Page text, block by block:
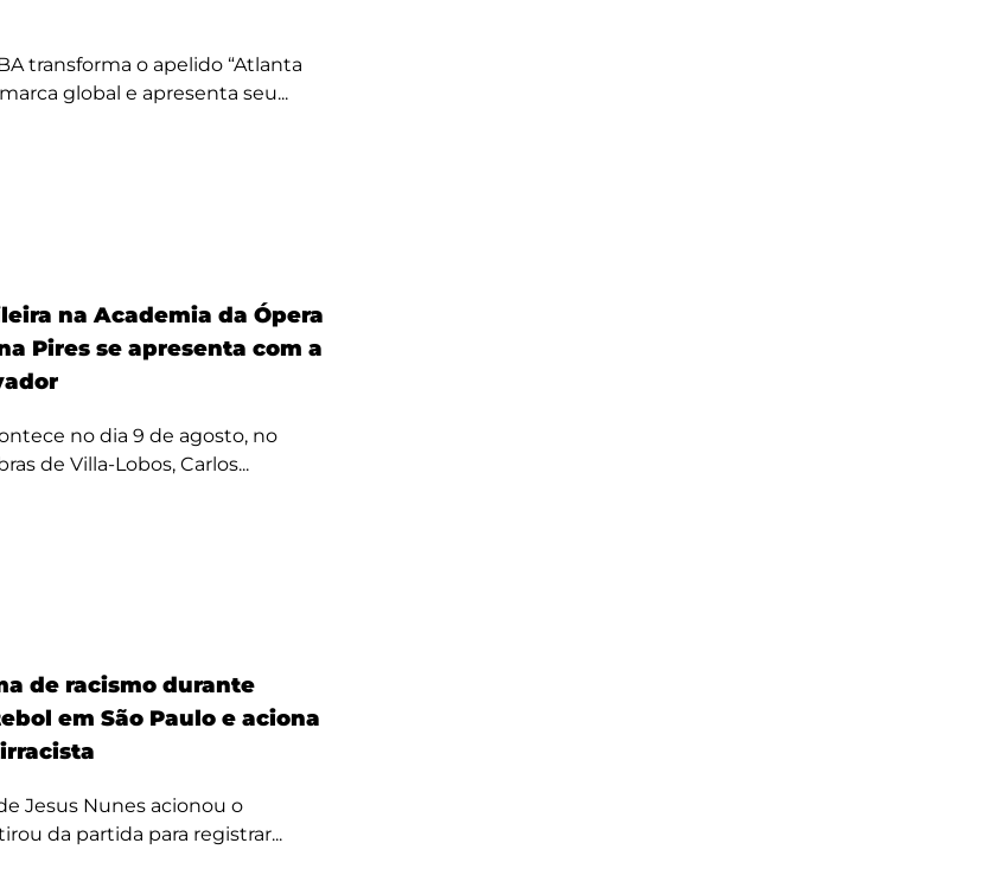
transforma o apelido “Atlanta
global e apresenta seu...
na Academia da Ópera
Pires se apresenta com a
no dia 9 de agosto, no
de Villa-Lobos, Carlos...
de racismo durante
em São Paulo e aciona
Jesus Nunes acionou o
da partida para registrar...